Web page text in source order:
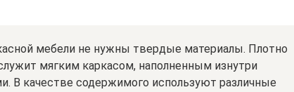
мебели не нужны твердые материалы. Плотно
мягким каркасом, наполненным изнутри
В качестве содержимого используют различные